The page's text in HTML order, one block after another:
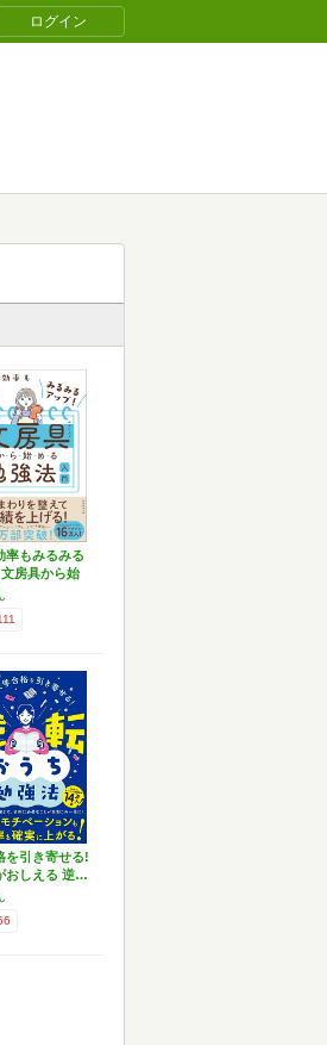
ログイン
率もみるみる
房具から始
を引き寄せる!
おしえる 逆…